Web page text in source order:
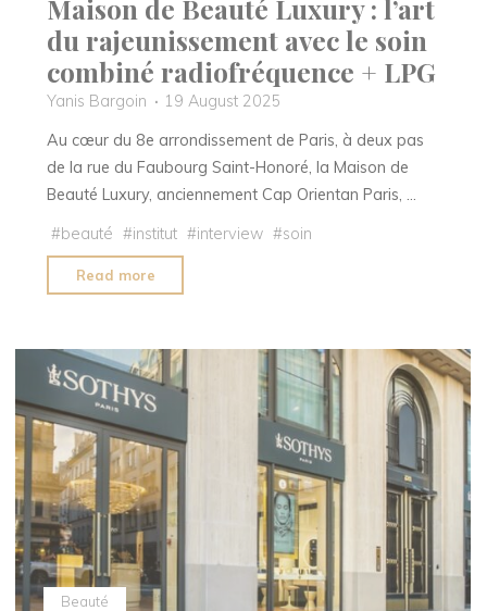
Maison de Beauté Luxury : l’art
du rajeunissement avec le soin
combiné radiofréquence + LPG
Yanis Bargoin
19 August 2025
Au cœur du 8e arrondissement de Paris, à deux pas
de la rue du Faubourg Saint-Honoré, la Maison de
Beauté Luxury, anciennement Cap Orientan Paris, …
#beauté #institut #interview #soin
Read more
de
Luxury
:
du
rajeunissement
avec
le
soin
radiofréquence
Beauté